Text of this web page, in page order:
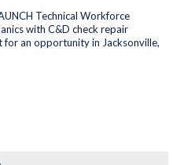
Technical Workforce
with C&D check repair
for an opportunity in Jacksonville,